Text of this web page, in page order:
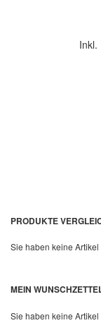
Inkl.
Quickview
PRODUKTE
Sie haben keine
MEIN
Sie haben keine